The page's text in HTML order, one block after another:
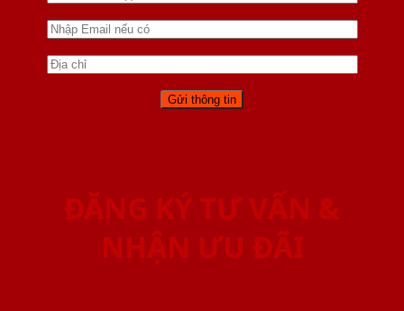
ĐĂNG KÝ TƯ VẤN &
NHẬN ƯU ĐÃI